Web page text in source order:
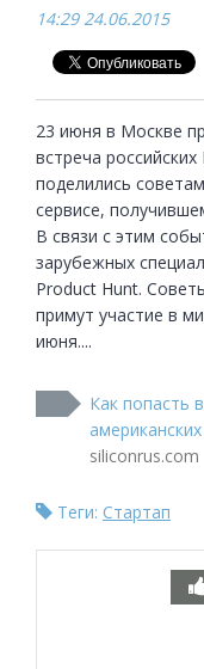
14:29 24.06.2015
23 июня в Москве
встреча
поделились
сервисе,
В связи с этим
зарубежных
Product Hunt.
примут участие в
июня....
Как попасть
siliconrus.com
Теги: Стартап